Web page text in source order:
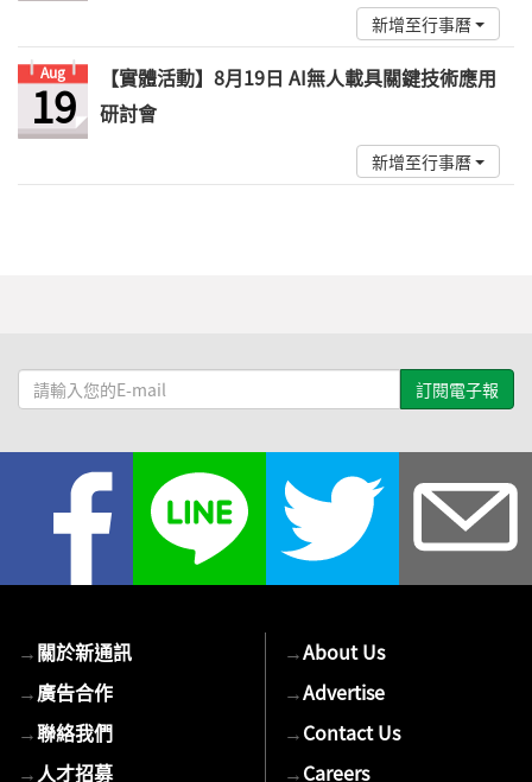
新增至行事曆
Aug
19
【實體活動】8月19日 AI無人載具關鍵技術應用
研討會
新增至行事曆
請
輸
→關於新通訊
→廣告合作
→聯絡我們
→人才招募
→About Us
→Advertise
→Contact Us
→Careers